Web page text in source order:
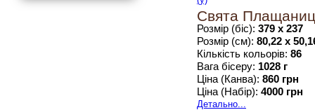
Свята
Розмір (біс): 379 х 237
Розмір (см): 80,22 х
Кількість кольорів: 86
Вага бісеру: 1028 г
Ціна (Канва): 860 грн
Ціна (Набір): 4000 грн
Детально...